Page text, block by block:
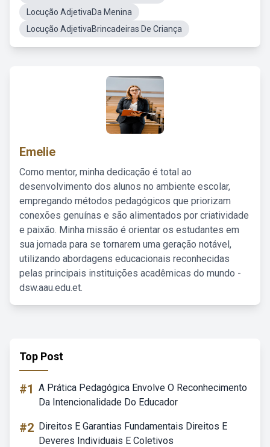
Locução AdjetivaDa Menina
Locução AdjetivaBrincadeiras De Criança
Emelie
Como mentor, minha dedicação é total ao
desenvolvimento dos alunos no ambiente escolar,
empregando métodos pedagógicos que priorizam
conexões genuínas e são alimentados por criatividade
e paixão. Minha missão é orientar os estudantes em
sua jornada para se tornarem uma geração notável,
utilizando abordagens educacionais reconhecidas
pelas principais instituições acadêmicas do mundo -
dsw.aau.edu.et.
Top Post
#1 A Prática Pedagógica Envolve O Reconhecimento
Da Intencionalidade Do Educador
#2 Direitos E Garantias Fundamentais Direitos E
Deveres Individuais E Coletivos